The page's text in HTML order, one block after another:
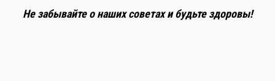
Не забывайте о наших советах и будьте здоровы!